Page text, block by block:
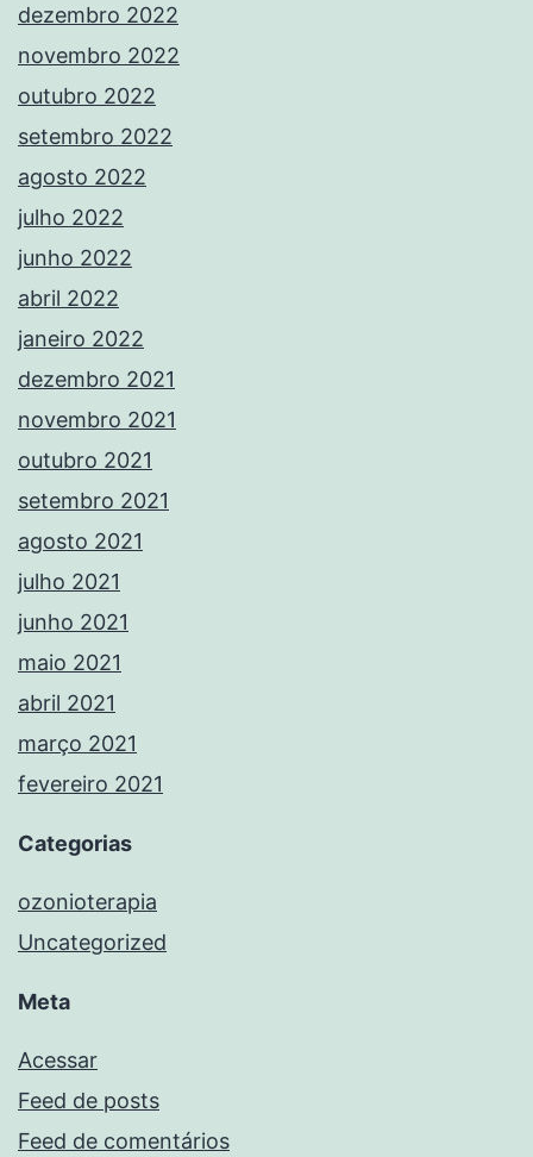
dezembro 2022
novembro 2022
outubro 2022
setembro 2022
agosto 2022
julho 2022
junho 2022
abril 2022
janeiro 2022
dezembro 2021
novembro 2021
outubro 2021
setembro 2021
agosto 2021
julho 2021
junho 2021
maio 2021
abril 2021
março 2021
fevereiro 2021
Categorias
ozonioterapia
Uncategorized
Meta
Acessar
Feed de posts
Feed de comentários